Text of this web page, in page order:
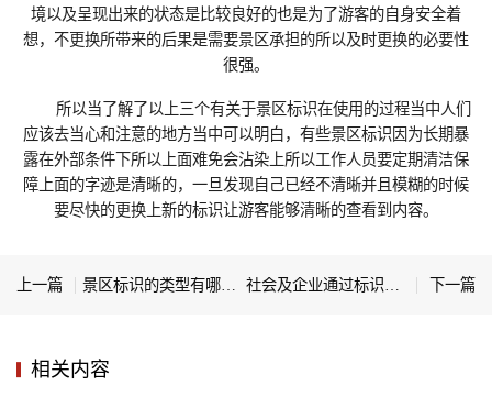
境以及呈现出来的状态是比较良好的也是为了游客的自身安全着
想，不更换所带来的后果是需要景区承担的所以及时更换的必要性
很强。
所以当了解了以上三个有关于景区标识在使用的过程当中人们
应该去当心和注意的地方当中可以明白，有些景区标识因为长期暴
露在外部条件下所以上面难免会沾染上所以工作人员要定期清洁保
障上面的字迹是清晰的，一旦发现自己已经不清晰并且模糊的时候
要尽快的更换上新的标识让游客能够清晰的查看到内容。
上一篇 景区标识的类型有哪些？ 下一篇
相关内容